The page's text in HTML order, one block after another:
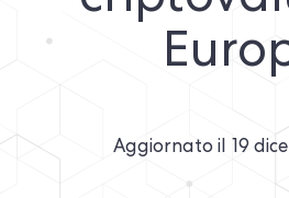
Aggiornato il 19